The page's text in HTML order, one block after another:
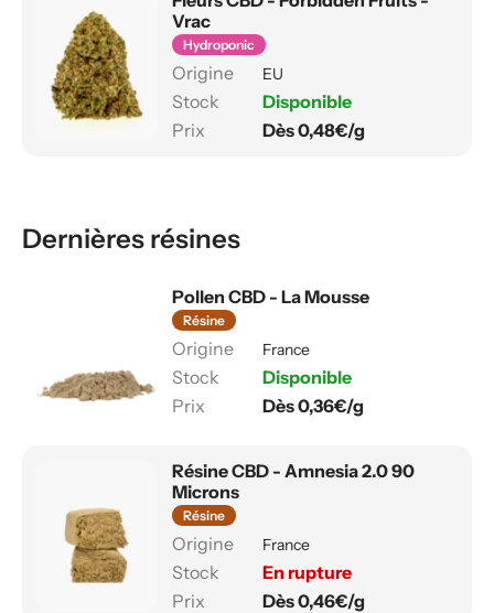
Vrac
Hydroponic
EU
Disponible
Dès 0,48€/g
Dernières résines
Pollen CBD - La Mousse
Résine
France
Disponible
Dès 0,36€/g
Résine CBD - Amnesia 2.0 90
Microns
Résine
France
En rupture
Dès 0,46€/g